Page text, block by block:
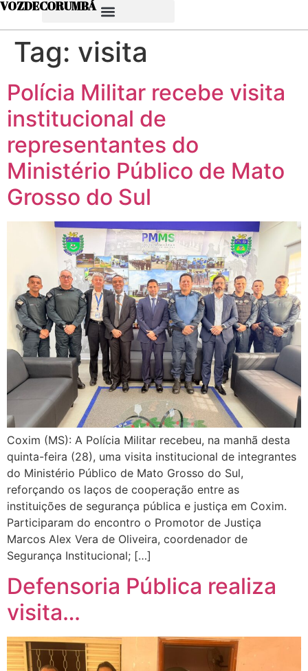
VOZDECORUMBÁ
Tag: visita
Polícia Militar recebe visita
institucional de
representantes do
Ministério Público de Mato
Grosso do Sul
Coxim (MS): A Polícia Militar recebeu, na manhã desta
quinta-feira (28), uma visita institucional de integrantes
do Ministério Público de Mato Grosso do Sul,
reforçando os laços de cooperação entre as
instituições de segurança pública e justiça em Coxim.
Participaram do encontro o Promotor de Justiça
Marcos Alex Vera de Oliveira, coordenador de
Segurança Institucional; […]
Defensoria Pública realiza
visita…